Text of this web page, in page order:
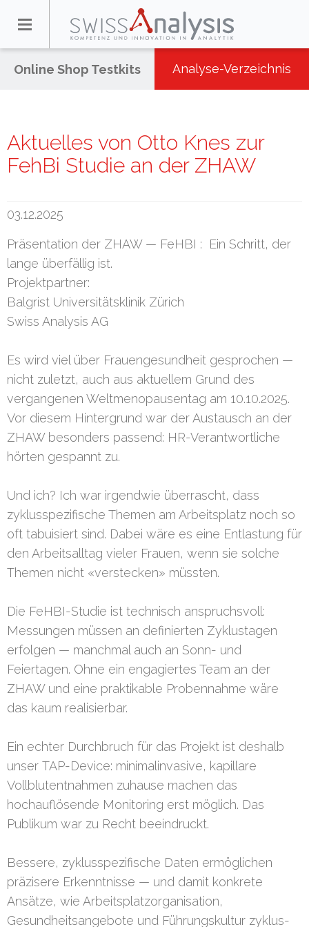
Online Shop Testkits Analyse-Verzeichnis
Aktuelles von Otto Knes zur
FehBi Studie an der ZHAW
03.12.2025
Präsentation der ZHAW — FeHBI : Ein Schritt, der
lange überfällig ist.
Projektpartner:
Balgrist Universitätsklinik Zürich
Swiss Analysis AG
Es wird viel über Frauengesundheit gesprochen —
nicht zuletzt, auch aus aktuellem Grund des
vergangenen Weltmenopausentag am 10.10.2025.
Vor diesem Hintergrund war der Austausch an der
ZHAW besonders passend: HR-Verantwortliche
hörten gespannt zu.
Und ich? Ich war irgendwie überrascht, dass
zyklusspezifische Themen am Arbeitsplatz noch so
oft tabuisiert sind. Dabei wäre es eine Entlastung für
den Arbeitsalltag vieler Frauen, wenn sie solche
Themen nicht «verstecken» müssten.
Die FeHBI-Studie ist technisch anspruchsvoll:
Messungen müssen an definierten Zyklustagen
erfolgen — manchmal auch an Sonn- und
Feiertagen. Ohne ein engagiertes Team an der
ZHAW und eine praktikable Probennahme wäre
das kaum realisierbar.
Ein echter Durchbruch für das Projekt ist deshalb
unser TAP-Device: minimalinvasive, kapillare
Vollblutentnahmen zuhause machen das
hochauflösende Monitoring erst möglich. Das
Publikum war zu Recht beeindruckt.
Bessere, zyklusspezifische Daten ermöglichen
präzisere Erkenntnisse — und damit konkrete
Ansätze, wie Arbeitsplatzorganisation,
Gesundheitsangebote und Führungskultur zyklus-